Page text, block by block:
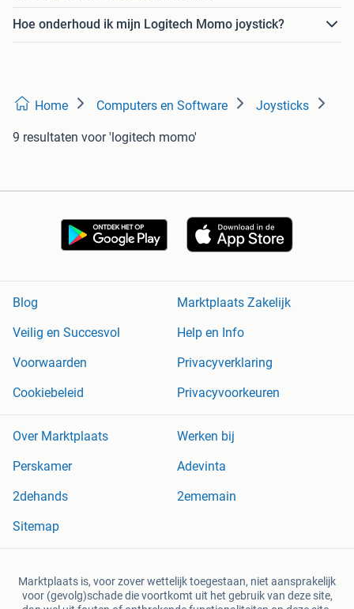
Hoe onderhoud ik mijn Logitech Momo joystick?
Home Computers en Software Joysticks
9 resultaten voor 'logitech momo'
Blog
Marktplaats Zakelijk
Veilig en Succesvol
Help en Info
Voorwaarden
Privacyverklaring
Cookiebeleid
Privacyvoorkeuren
Over Marktplaats
Werken bij
Perskamer
Adevinta
2dehands
2ememain
Sitemap
Marktplaats is, voor zover wettelijk toegestaan, niet aansprakelijk
voor (gevolg)schade die voortkomt uit het gebruik van deze site,